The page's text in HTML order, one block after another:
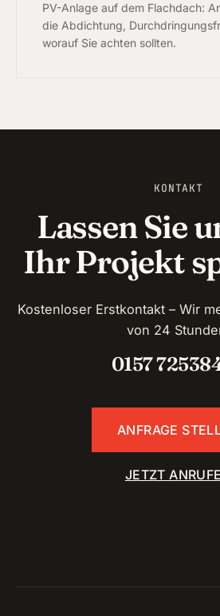
PV-Anlage auf dem Flachdach:
die Abdichtung,
worauf Sie achten sollten.
KONTAKT
Lassen Sie
Ihr Projekt
Kostenloser Erstkontakt – Wir
von 24
0157
ANFRAGE
JETZT